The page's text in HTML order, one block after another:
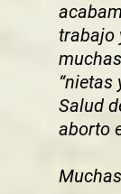
trabajo
“nietas
Salud
aborto